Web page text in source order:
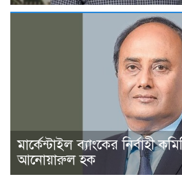
মার্কেন্টাইল ব্যাংকের নির্বাহী
আনোয়ারুল হক